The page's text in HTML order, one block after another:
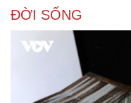
ĐỜI SỐNG